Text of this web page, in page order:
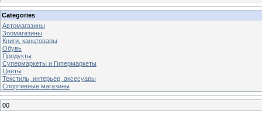
Categories
Автомагазины
Зоомагазины
Книги, канцтовары
Обувь
Продукты
Супермаркеты и Гипермаркеты
Цветы
Текстиль, интерьер, аксесуары
Спортивные магазины
00